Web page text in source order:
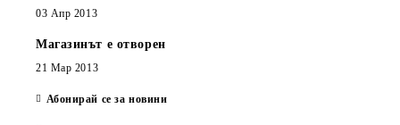
03 Апр 2013
Магазинът е отворен
21 Мар 2013
Абонирай се за новини